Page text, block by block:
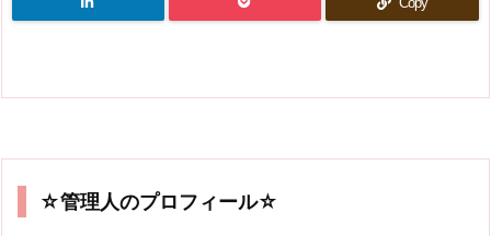
☆管理人のプロフィール☆